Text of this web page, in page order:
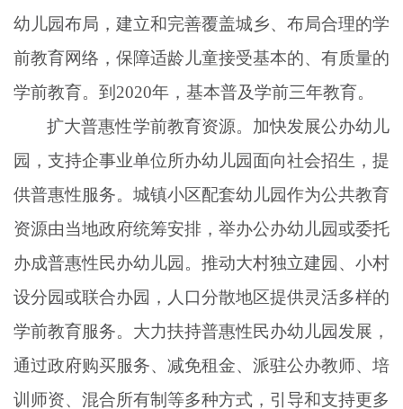
幼儿园布局，建立和完善覆盖城乡、布局合理的学
前教育网络，保障适龄儿童接受基本的、有质量的
学前教育。到 2020年，基本普及学前三年教育。
扩大普惠性学前教育资源。加快发展公办幼儿
园，支持企事业单位所办幼儿园面向社会招生，提
供普惠性服务。城镇小区配套幼儿园作为公共教育
资源由当地政府统筹安排，举办公办幼儿园或委托
办成普惠性民办幼儿园。推动大村独立建园、小村
设分园或联合办园，人口分散地区提供灵活多样的
学前教育服务。大力扶持普惠性民办幼儿园发展，
通过政府购买服务、减免租金、派驻公办教师、培
训师资、混合所有制等多种方式，引导和支持更多